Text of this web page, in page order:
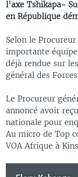
l'axe Tshikapa-
en République
Selon le
importante
déjà rendue sur
général des
Le Procureur
annoncé avoir
nationale pour
Au micro de Top
VOA Afrique à